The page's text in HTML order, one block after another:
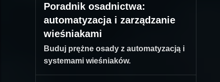
Poradnik osadnictwa:
automatyzacja i zarządzanie
wieśniakami
Buduj prężne osady z automatyzacją i
systemami wieśniaków.